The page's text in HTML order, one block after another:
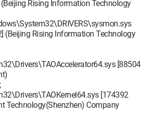
Rising Information Technology
(Beijing Rising Information Technology
[88504
[174392
Technology(Shenzhen) Company